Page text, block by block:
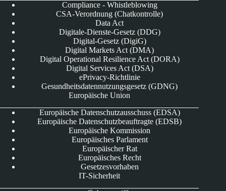
Compliance - Whistleblowing
CSA-Verordnung (Chatkontrolle)
Data Act
Digitale-Dienste-Gesetz (DDG)
Digital-Gesetz (DigiG)
Digital Markets Act (DMA)
Digital Operational Resilience Act (DORA)
Digital Services Act (DSA)
ePrivacy-Richtlinie
Gesundheitsdatennutzungsgesetz (GDNG)
Europäische Union
Europäische Datenschutzausschuss (EDSA)
Europäische Datenschutzbeauftragte (EDSB)
Europäische Kommission
Europäisches Parlament
Europäischer Rat
Europäisches Recht
Gesetzesvorhaben
IT-Sicherheit